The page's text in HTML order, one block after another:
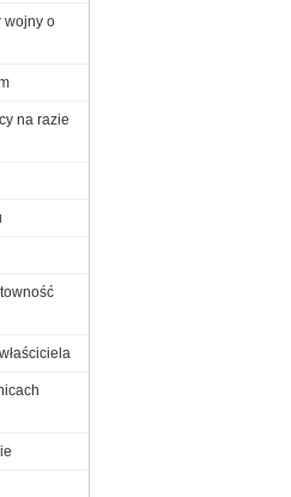
wojny o
na razie